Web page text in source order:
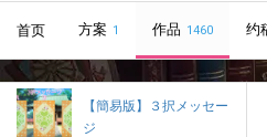
首页 方案 1 作品 1460 约
【簡易版】３択メッセー
ジ